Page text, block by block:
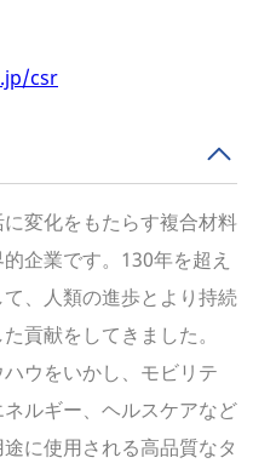
csr
変化をもたらす複合材料
企業です。130年を超え
、人類の進歩とより持続
貢献をしてきました。
ウをいかし、モビリテ
ルギー、ヘルスケアなど
に使用される高品質なタ